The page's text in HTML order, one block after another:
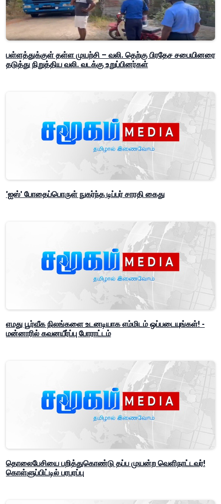
பள்ளத்துக்குள் தள்ள முயற்சி – வலி. தெற்கு பிரதேச சபையினரை
தடுத்து நிறுத்திய வலி. வடக்கு உறுப்பினர்கள்
'ஐஸ்' போதைப்பொருள் நுகர்ந்த டிப்பர் சாரதி கைது
எமது பூர்வீக நிலங்களை உடனடியாக எம்மிடம் ஒப்படையுங்கள்! -
மன்னாரில் கவனயீர்ப்பு போராட்டம்
தொலைபேசியை பறித்துகொண்டு தப்ப முயன்ற வெளிநாட்டவர்!
கொள்ளுப்பிட்டில் பரபரப்பு